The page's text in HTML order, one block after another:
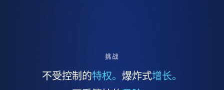
挑战
不受控制的特权。 爆炸式增长。